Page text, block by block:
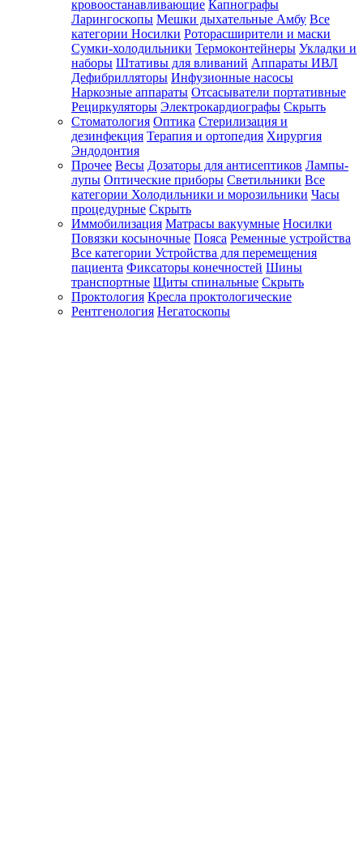
кровоостанавливающие Капнографы
Ларингоскопы Мешки дыхательные Амбу Все
категории Носилки Роторасширители и маски
Сумки-холодильники Термоконтейнеры Укладки и
наборы Штативы для вливаний Аппараты ИВЛ
Дефибрилляторы Инфузионные насосы
Наркозные аппараты Отсасыватели портативные
Рециркуляторы Электрокардиографы Скрыть
Стоматология Оптика Стерилизация и
дезинфекция Терапия и ортопедия Хирургия
Эндодонтия
Прочее Весы Дозаторы для антисептиков Лампы-
лупы Оптические приборы Светильники Все
категории Холодильники и морозильники Часы
процедурные Скрыть
Иммобилизация Матрасы вакуумные Носилки
Повязки косыночные Пояса Ременные устройства
Все категории Устройства для перемещения
пациента Фиксаторы конечностей Шины
транспортные Щиты спинальные Скрыть
Проктология Кресла проктологические
Рентгенология Негатоскопы